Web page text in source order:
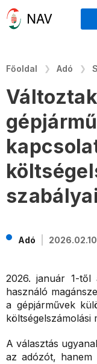
Főoldal Adó
szabályai
Adó
2026. január 1-től
használó
a gépjárművek
költségelszámolási
A választás
az adózót, hanem